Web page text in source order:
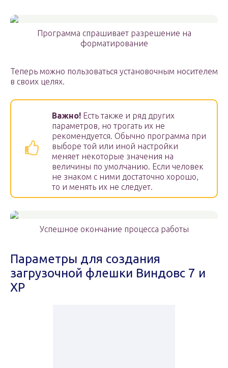
Программа спрашивает разрешение на
форматирование
Теперь можно пользоваться установочным носителем
в своих целях.
Важно! Есть также и ряд других
параметров, но трогать их не
рекомендуется. Обычно программа при
выборе той или иной настройки
меняет некоторые значения на
величины по умолчанию. Если человек
не знаком с ними достаточно хорошо,
то и менять их не следует.
Успешное окончание процесса работы
Параметры для создания
загрузочной флешки Виндовс 7 и
XP